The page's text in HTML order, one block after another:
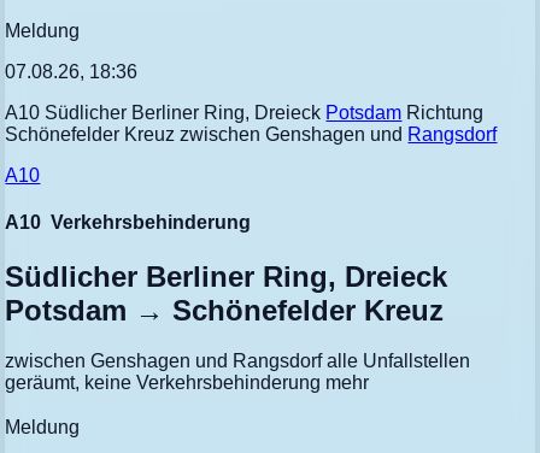
Meldung
07.08.26, 18:36
A10 Südlicher Berliner Ring, Dreieck Potsdam Richtung
Schönefelder Kreuz zwischen Genshagen und Rangsdorf
A10
A10 Verkehrsbehinderung
Südlicher Berliner Ring, Dreieck
Potsdam → Schönefelder Kreuz
zwischen Genshagen und Rangsdorf alle Unfallstellen
geräumt, keine Verkehrsbehinderung mehr
Meldung